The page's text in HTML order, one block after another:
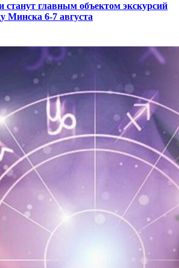
станут главным объектом экскурсий
Минска 6-7 августа